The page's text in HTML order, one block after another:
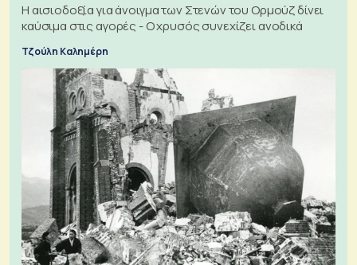
Η αισιοδοξία για άνοιγμα των Στενών του Ορμούζ δίνει
καύσιμα στις αγορές - Ο χρυσός συνεχίζει ανοδικά
Τζούλη Καλημέρη